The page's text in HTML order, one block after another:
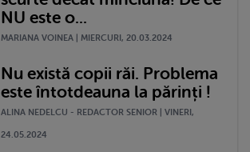
NU este o...
MARIANA VOINEA | MIERCURI, 20.03.2024
Nu există copii răi. Problema
este întotdeauna la părinți !
ALINA NEDELCU - REDACTOR SENIOR | VINERI,
24.05.2024